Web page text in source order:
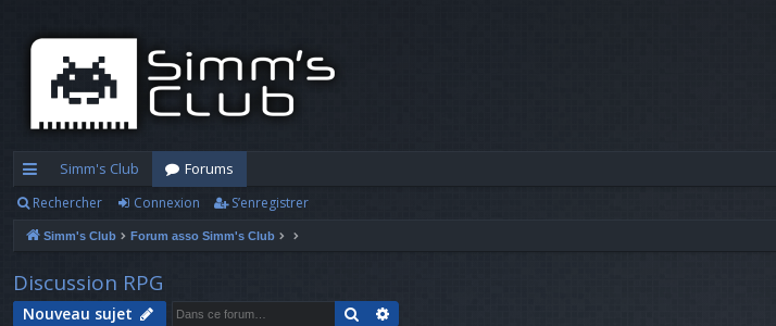
cc
ès
ra
pi
Simm's Club
Forums
Rechercher Connexion S’enregistrer
Simm's Club Forum asso Simm's Club
Discussion RPG
Nouveau sujet Rechercher